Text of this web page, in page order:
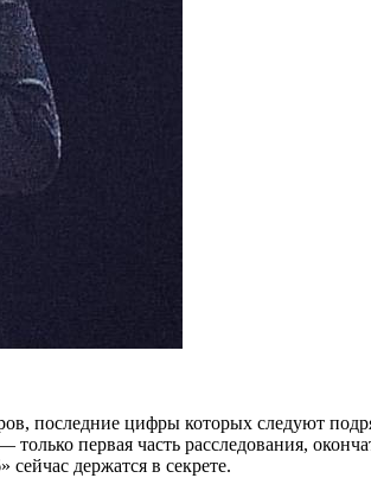
последние цифры которых следуют
первая часть расследования,
держатся в секрете.